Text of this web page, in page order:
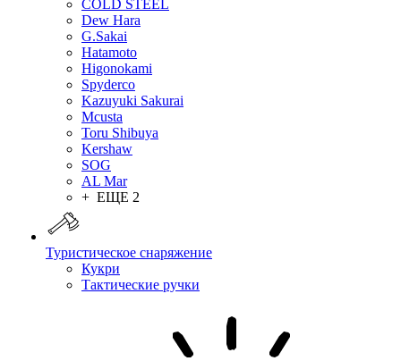
COLD STEEL
Dew Hara
G.Sakai
Hatamoto
Higonokami
Spyderco
Kazuyuki Sakurai
Mcusta
Toru Shibuya
Kershaw
SOG
AL Mar
+ ЕЩЕ 2
Туристическое снаряжение
Кукри
Тактические ручки